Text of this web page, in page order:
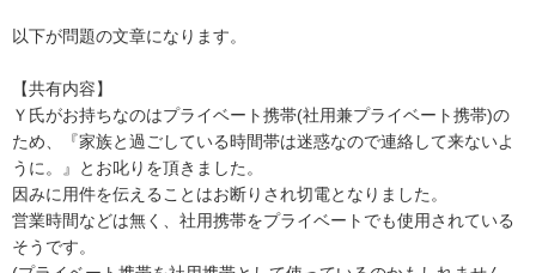
以下が問題の文章になります。
【共有内容】
Ｙ氏がお持ちなのはプライベート携帯(社用兼プライベート携帯)の
ため、『家族と過ごしている時間帯は迷惑なので連絡して来ないよ
うに。』とお叱りを頂きました。
因みに用件を伝えることはお断りされ切電となりました。
営業時間などは無く、社用携帯をプライベートでも使用されている
そうです。